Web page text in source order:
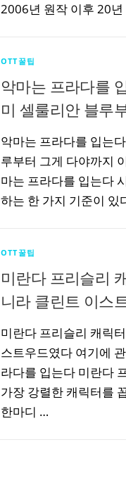
2006년 원작 이후 20
OTT꿀팁
악마는 프라다를
미 셀룰리안 블루
악마는 프라다를 입는
루부터 그게 다야까지
마는 프라다를 입는다
하는 한 가지 기준이 있
OTT꿀팁
미란다 프리슬리
니라 클린트 이스
미란다 프리슬리 캐릭
스트우드였다 여기에
라다를 입는다 미란다
가장 강렬한 캐릭터를
한마디 …